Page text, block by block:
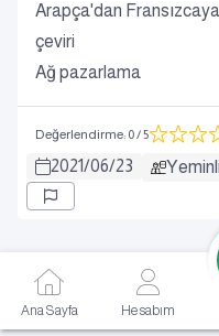
Arapça'dan
çeviri
Ağ pazarlama
Değerlendirme: 0/ 5
2021/06/23
Ana Sayfa Hesabım